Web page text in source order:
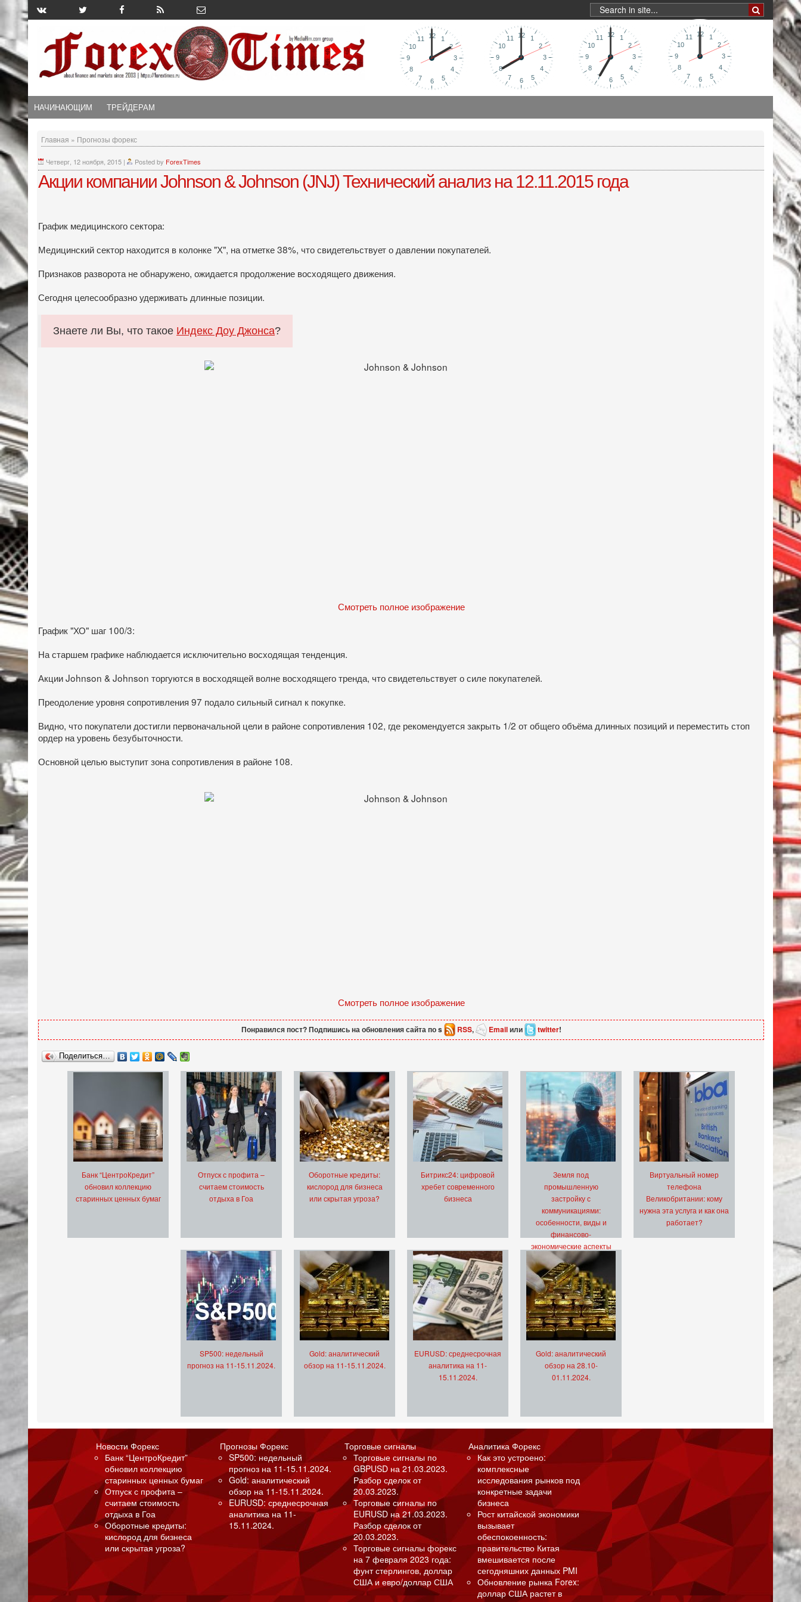
НАЧИНАЮЩИМ ТРЕЙДЕРАМ
Главная » Прогнозы форекс
Четверг, 12 ноября, 2015 | Posted by ForexTimes
Акции компании Johnson & Johnson (JNJ) Технический анализ на 12.11.2015 года
График медицинского сектора:
Медицинский сектор находится в колонке "Х", на отметке 38%, что свидетельствует о давлении покупателей.
Признаков разворота не обнаружено, ожидается продолжение восходящего движения.
Сегодня целесообразно удерживать длинные позиции.
Знаете ли Вы, что такое Индекс Доу Джонса?
Смотреть полное изображение
График "ХО" шаг 100/3:
На старшем графике наблюдается исключительно восходящая тенденция.
Акции Johnson & Johnson торгуются в восходящей волне восходящего тренда, что свидетельствует о силе покупателей.
Преодоление уровня сопротивления 97 подало сильный сигнал к покупке.
Видно, что покупатели достигли первоначальной цели в районе сопротивления 102, где рекомендуется закрыть 1/2 от общего объёма длинных позиций и переместить стоп
ордер на уровень безубыточности.
Основной целью выступит зона сопротивления в районе 108.
Смотреть полное изображение
Понравился пост? Подпишись на обновления сайта по s RSS, Emailили twitter!
Поделиться…
Банк “ЦентроКредит”
обновил коллекцию
старинных ценных бумаг
Отпуск с профита –
считаем стоимость
отдыха в Гоа
Оборотные кредиты:
кислород для бизнеса
или скрытая угроза?
Битрикс24: цифровой
хребет современного
бизнеса
Земля под
промышленную
застройку с
коммуникациями:
особенности, виды и
финансово-
экономические аспекты
Виртуальный номер
телефона
Великобритании: кому
нужна эта услуга и как она
работает?
SP500: недельный
прогноз на 11-15.11.2024.
Gold: аналитический
обзор на 11-15.11.2024.
EURUSD: среднесрочная
аналитика на 11-
15.11.2024.
Gold: аналитический
обзор на 28.10-
01.11.2024.
Новости Форекс
Банк “ЦентроКредит”
обновил коллекцию
старинных ценных бумаг
Отпуск с профита –
считаем стоимость
отдыха в Гоа
Оборотные кредиты:
кислород для бизнеса
или скрытая угроза?
Прогнозы Форекс
SP500: недельный
прогноз на 11-15.11.2024.
Gold: аналитический
обзор на 11-15.11.2024.
EURUSD: среднесрочная
аналитика на 11-
15.11.2024.
Торговые сигналы
Торговые сигналы по
GBPUSD на 21.03.2023.
Разбор сделок от
20.03.2023.
Торговые сигналы по
EURUSD на 21.03.2023.
Разбор сделок от
20.03.2023.
Торговые сигналы форекс
на 7 февраля 2023 года:
фунт стерлингов, доллар
США и евро/доллар США
Аналитика Форекс
Как это устроено:
комплексные
исследования рынков под
конкретные задачи
бизнеса
Рост китайской экономики
вызывает
обеспокоенность:
правительство Китая
вмешивается после
сегодняшних данных PMI
Обновление рынка Forex:
доллар США растет в